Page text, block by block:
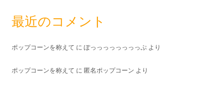
最近のコメント
ポップコーンを称えて に ぽっっっっっっっっぷ より
ポップコーンを称えて に 匿名ポップコーン より